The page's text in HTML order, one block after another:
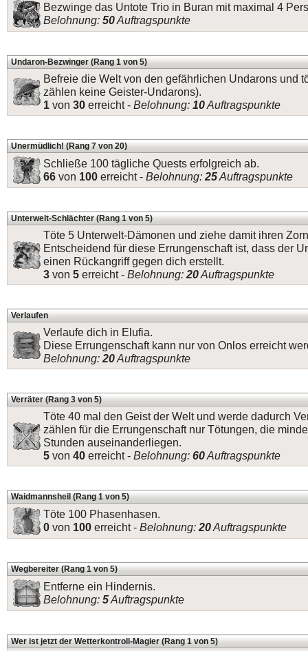
Bezwinge das Untote Trio in Buran mit maximal 4
Belohnung: 50Auftragspunkte
Undaron-Bezwinger (Rang 1 von 5)
Befreie die Welt von den gefährlichen Undarons und
zählen keine Geister-Undarons).
1 von 30 erreicht - Belohnung: 10Auftragspunkte
Unermüdlich! (Rang 7 von 20)
Schließe 100 tägliche Quests erfolgreich ab.
66 von 100 erreicht - Belohnung: 25Auftragspunkte
Unterwelt-Schlächter (Rang 1 von 5)
Töte 5 Unterwelt-Dämonen und ziehe damit ihren
Entscheidend für diese Errungenschaft ist, dass der
einen Rückangriff gegen dich erstellt.
3 von 5 erreicht - Belohnung: 20Auftragspunkte
Verlaufen
Verlaufe dich in Elufia.
Diese Errungenschaft kann nur von Onlos erreicht
Belohnung: 20Auftragspunkte
Verräter (Rang 3 von 5)
Töte 40 mal den Geist der Welt und werde dadurch
zählen für die Errungenschaft nur Tötungen, die
Stunden auseinanderliegen.
5 von 40 erreicht - Belohnung: 60Auftragspunkte
Waidmannsheil (Rang 1 von 5)
Töte 100 Phasenhasen.
0 von 100 erreicht - Belohnung: 20Auftragspunkte
Wegbereiter (Rang 1 von 5)
Entferne ein Hindernis.
Belohnung: 5Auftragspunkte
Wer ist jetzt der Wetterkontroll-Magier (Rang 1 von 5)